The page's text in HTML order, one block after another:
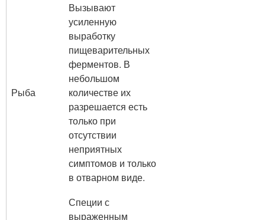
Рыба
Вызывают
усиленную
выработку
пищеварительных
ферментов. В
небольшом
количестве их
разрешается есть
только при
отсутствии
неприятных
симптомов и только
в отварном виде.
Специи с
выраженным